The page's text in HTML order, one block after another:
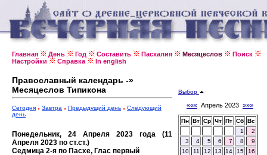
Главная День Год Составить Пасхалия Месяцеслов
Поиск
Настройки
Справка In english
Православный календарь -»
Месяцеслов Типикона
Сегодня Завтра Предыдущий день
Следующий
день
Понедельник, 24 Апреля 2023 года (11
Апреля 2023 по ст.ст.)
Седмица 2-я по Пасхе, Глас первый
Выбор
««« Апрель 2023 »»»
Пн Вт Ср Чт Пт Сб Вс
1
2
3
4 5 6 7 8
9
10
11 12 13 14 15
16